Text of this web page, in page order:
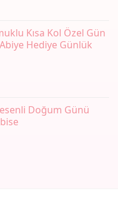
Kısa Kol Özel Gün
Hediye Günlük
Doğum Günü